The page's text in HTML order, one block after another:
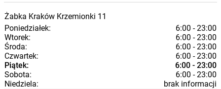
Żabka Kraków Krzemionki 11
Poniedziałek:
6:00 - 23:00
Wtorek:
6:00 - 23:00
Środa:
6:00 - 23:00
Czwartek:
6:00 - 23:00
Piątek:
6:00 - 23:00
Sobota:
6:00 - 23:00
Niedziela:
brak informacji